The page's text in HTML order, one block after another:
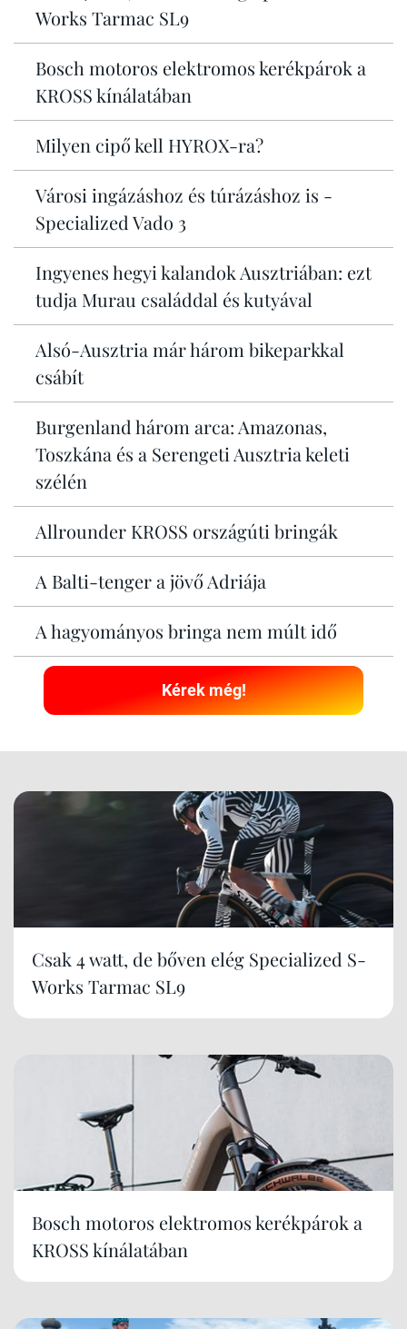
Works Tarmac SL9
Bosch motoros elektromos kerékpárok a
KROSS kínálatában
Milyen cipő kell HYROX-ra?
Városi ingázáshoz és túrázáshoz is -
Specialized Vado 3
Ingyenes hegyi kalandok Ausztriában: ezt
tudja Murau családdal és kutyával
Alsó-Ausztria már három bikeparkkal
csábít
Burgenland három arca: Amazonas,
Toszkána és a Serengeti Ausztria keleti
szélén
Allrounder KROSS országúti bringák
A Balti-tenger a jövő Adriája
A hagyományos bringa nem múlt idő
Kérek még!
Csak 4 watt, de bőven elég Specialized S-
Works Tarmac SL9
Bosch motoros elektromos kerékpárok a
KROSS kínálatában